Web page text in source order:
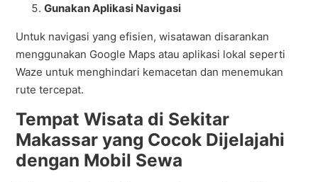
Gunakan Aplikasi Navigasi
Untuk navigasi yang efisien, wisatawan disarankan
menggunakan Google Maps atau aplikasi lokal seperti
Waze untuk menghindari kemacetan dan menemukan
rute tercepat.
Tempat Wisata di Sekitar
Makassar yang Cocok Dijelajahi
dengan Mobil Sewa